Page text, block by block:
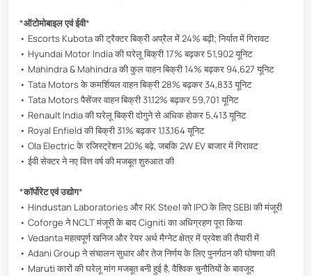
*ऑटोमोबाइल एवं ईवी*
• Escorts Kubota की ट्रैक्टर बिक्री अप्रैल में 24% बढ़ी; निर्यात में गिरावट
• Hyundai Motor India की घरेलू बिक्री 17% बढ़कर 51,902 यूनिट
• Mahindra & Mahindra की कुल वाहन बिक्री 14% बढ़कर 94,627 यूनिट
• Tata Motors के कमर्शियल वाहन बिक्री 28% बढ़कर 34,833 यूनिट
• Tata Motors पैसेंजर वाहन बिक्री 31.12% बढ़कर 59,701 यूनिट
• Renault India की घरेलू बिक्री दोगुने से अधिक होकर 5,413 यूनिट
• Royal Enfield की बिक्री 31% बढ़कर 1,13,164 यूनिट
• Ola Electric के रजिस्ट्रेशन 20% बढ़े, जबकि 2W EV बाजार में गिरावट
• ईवी सेक्टर ने नए वित्त वर्ष की मजबूत शुरुआत की
*कॉर्पोरेट एवं उद्योग*
• Hindustan Laboratories और RK Steel को IPO के लिए SEBI की मंजूरी
• Coforge ने NCLT मंजूरी के बाद Cigniti का अधिग्रहण पूरा किया
• Vedanta महत्वपूर्ण खनिज और रेयर अर्थ मैग्नेट क्षेत्र में प्रवेश की तैयारी में
• Adani Group ने संचालन सुधार और तेज निर्णय के लिए पुनर्गठन की घोषणा की
• Maruti कारों की घरेलू मांग मजबूत बनी हुई है, वैश्विक चुनौतियों के बावजूद